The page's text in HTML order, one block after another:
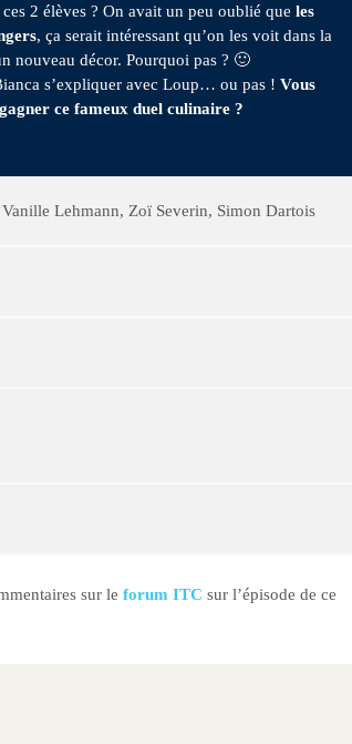
ces 2 élèves ? On avait un peu oublié queles
, ça serait intéressant qu’on les voit dans la
nouveau décor. Pourquoi pas ? 🙂
s’expliquer avec Loup… ou pas !Vous
ce fameux duel culinaire ?
Lehmann, Zoï Severin, Simon Dartois
sur le forum ITC sur l’épisode de ce